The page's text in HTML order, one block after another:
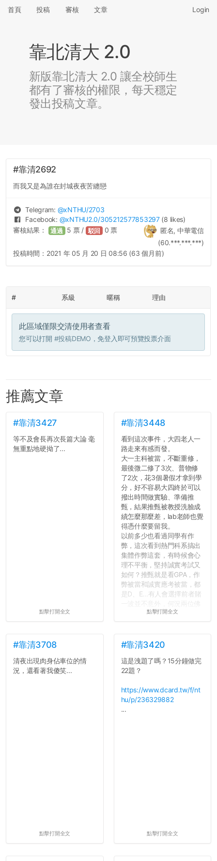
首頁 投稿 審核 文章 Login
靠北清大 2.0
新版靠北清大 2.0 讓全校師生
都有了審核的權限，每天穩定
發出投稿文章。
#靠清2692
而我又是為誰在封城夜夜苦纏戀
Telegram: @xNTHU/2703
Facebook: @xNTHU2.0/305212577853297 (8 likes)
匿名, 中華電信
(60.***.***.***)
審核結果： 通過 5 票 / 駁回 0 票
投稿時間： 2021 年 05 月 20 日 08:56 (63 個月前)
# 系級 暱稱 理由
此區域僅限交清使用者查看
您可以打開 #投稿DEMO ，免登入即可預覽投票介面
推薦文章
#靠清3427
等不及會長再次長篇大論 毫
無重點地硬拗了...
點擊打開全文
#靠清3448
看到這次事件，大四老人一
路走來有感而發。
大一主科被當，不斷重修，
最後微二修了3次、普物修
了2次，花3個暑假才拿到學
分，好不容易大四終於可以
撥出時間做實驗、準備推
甄，結果推甄被教授洗臉成
績怎麼那麼差，lab老師也覺
得憑什麼要留我。
以前多少也看過同學有作
弊，這次看到熱門科系搞出
集體作弊這套，有時候會心
理不平衡，堅持誠實考試又
如何？推甄就是看GPA，作
弊被當和誠實應考被當，都
是D、E...有人會選擇前者賭
心教授看起來要輕輕放下
長作弊的風氣。
反正老人我明天就要搬離新
竹，之後如何發展與我無
吧XD，祝學弟妹們修課順利
~~...
點擊打開全文
#靠清3708
清夜出現肉身佔車位的情
況，還看著我傻笑...
點擊打開全文
#靠清3420
這是洩題了嗎？15分鐘做完
22題？
https://www.dcard.tw/f/nt
hu/p/236329882
...
點擊打開全文